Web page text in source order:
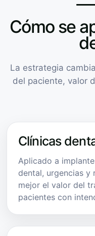
Cómo se
La estrategia
del paciente, valor
Clínicas
Aplicado a
dental, urgencias y
mejor el valor del
pacientes con